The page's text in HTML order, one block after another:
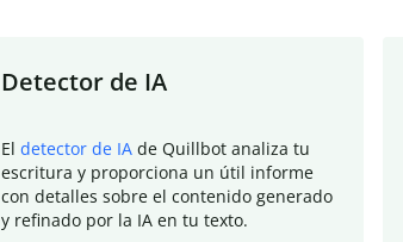
Detector de IA
El detector de IA de Quillbot analiza tu
escritura y proporciona un útil informe
con detalles sobre el contenido generado
y refinado por la IA en tu texto.